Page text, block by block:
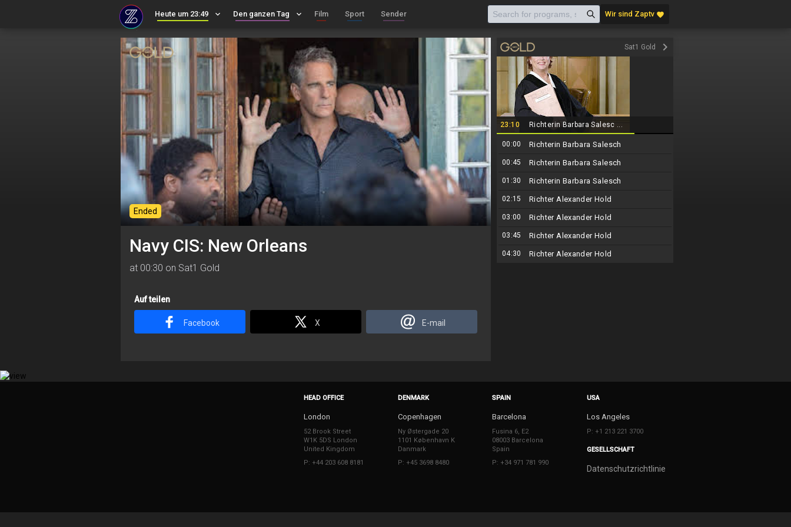
Heute um 23:49 keyboard_arrow_down Den ganzen Tag keyboard_arrow_down Film Sport Sender Wir sind Zaptv favorite
Ended
Navy CIS: New Orleans
at 00:30 on Sat1 Gold
Auf teilen
Facebook X E-mail
Sat1 Gold keyboard_arrow_right
23:10 Richterin Barbara Salesc ...
00:00 Richterin Barbara Salesch
00:45 Richterin Barbara Salesch
01:30 Richterin Barbara Salesch
02:15 Richter Alexander Hold
03:00 Richter Alexander Hold
03:45 Richter Alexander Hold
04:30 Richter Alexander Hold
HEAD OFFICE
London
52 Brook Street
W1K 5DS London
United Kingdom
P: +44 203 608 8181
DENMARK
Copenhagen
Ny Østergade 20
1101 København K
Danmark
P: +45 3698 8480
SPAIN
Barcelona
Fusina 6, E2
08003 Barcelona
Spain
P: +34 971 781 990
USA
Los Angeles
P: +1 213 221 3700
GESELLSCHAFT
Datenschutzrichtlinie